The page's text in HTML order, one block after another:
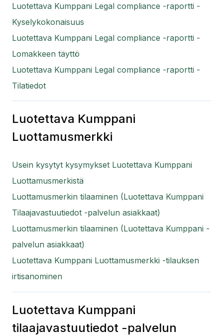
Luotettava Kumppani Legal compliance -raportti -
Kyselykokonaisuus
Luotettava Kumppani Legal compliance -raportti -
Lomakkeen täyttö
Luotettava Kumppani Legal compliance -raportti -
Tilatiedot
Luotettava Kumppani
Luottamusmerkki
Usein kysytyt kysymykset Luotettava Kumppani
Luottamusmerkistä
Luottamusmerkin tilaaminen (Luotettava Kumppani
Tilaajavastuutiedot -palvelun asiakkaat)
Luottamusmerkin tilaaminen (Luotettava Kumppani -
palvelun asiakkaat)
Luotettava Kumppani Luottamusmerkki -tilauksen
irtisanominen
Luotettava Kumppani
tilaajavastuutiedot -palvelun